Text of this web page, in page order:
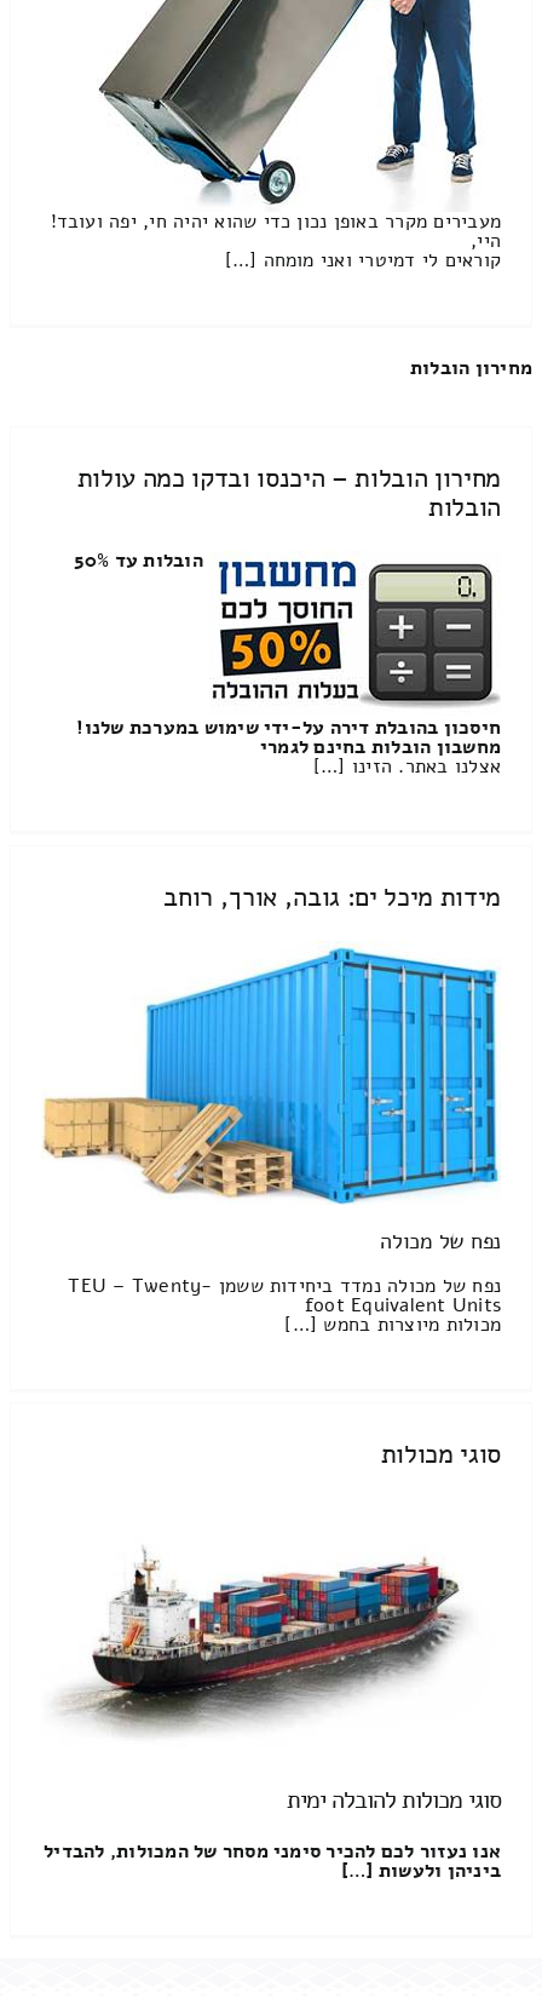
מעבירים מקרר באופן נכון כדי שהוא יהיה חי, יפה ועובד!
היי,
קוראים לי דמיטרי ואני מומחה […]
מחירון הובלות
מחירון הובלות – היכנסו ובדקו כמה עולות
הובלות
הובלות עד 50%
חיסכון בהובלת דירה על-ידי שימוש במערכת שלנו!
מחשבון הובלות בחינם לגמרי
אצלנו באתר. הזינו […]
מידות מיכל ים: גובה, אורך, רוחב
נפח של מכולה
נפח של מכולה נמדד ביחידות ששמן TEU – Twenty-
foot Equivalent Units
מכולות מיוצרות בחמש […]
סוגי מכולות
סוגי מכולות להובלה ימית
אנו נעזור לכם להכיר סימני מסחר של המכולות, להבדיל
ביניהן ולעשות […]